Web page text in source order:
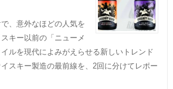
、意外なほどの人気を
キー以前の「ニューメ
ルを現代によみがえらせる新しいトレンド
スキー製造の最前線を、2回に分けてレポー